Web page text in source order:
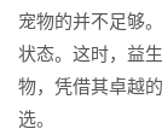
宠物的并不足够
状态。这时，益
物，凭借其卓越
选。